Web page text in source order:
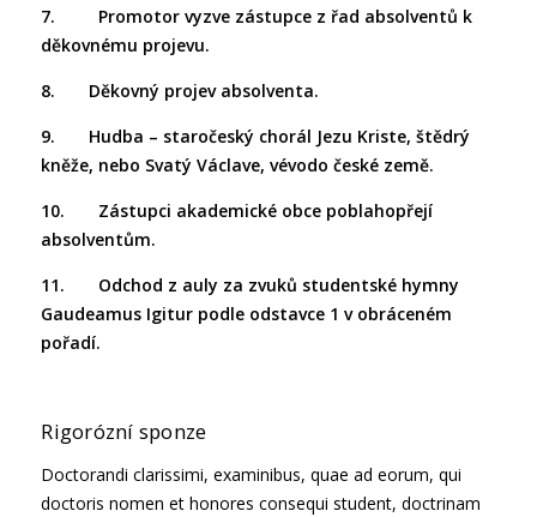
7. Promotor vyzve zástupce z řad absolventů k
děkovnému projevu.
8. Děkovný projev absolventa.
9. Hudba – staročeský chorál Jezu Kriste, štědrý
kněže, nebo Svatý Václave, vévodo české země.
10.
Zástupci akademické obce poblahopřejí
absolventům.
11. Odchod z auly za zvuků studentské hymny
Gaudeamus Igitur podle odstavce 1 v obráceném
pořadí.
Rigorózní sponze
Doctorandi clarissimi, examinibus, quae ad eorum, qui
doctoris nomen et honores consequi student, doctrinam